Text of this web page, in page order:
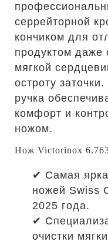
серрейторной
кончиком для
продуктом даже
мягкой
остроту
ручка
комфорт и
ножом.
Нож Victorinox
✔ Самая
ножей Swiss
2025 года.
✔
очистки